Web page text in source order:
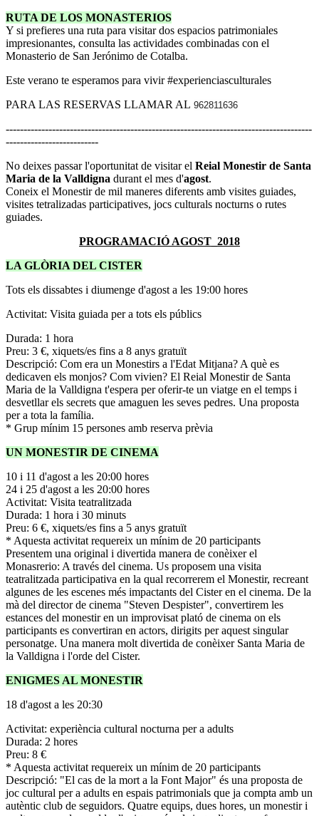
RUTA DE LOS MONASTERIOS
Y si prefieres una ruta para visitar dos espacios patrimoniales
impresionantes, consulta las actividades combinadas con el
Monasterio de San Jerónimo de Cotalba.
Este verano te esperamos para vivir #experienciasculturales
PARA LAS RESERVAS LLAMAR AL 962811636
--------------------------------------------------------------------------------------
--------------------------
No deixes passar l'oportunitat de visitar el Reial Monestir de Santa
Maria de la Valldigna durant el mes d'agost.
Coneix el Monestir de mil maneres diferents amb visites guiades,
visites tetralizadas participatives, jocs culturals nocturns o rutes
guiades.
PROGRAMACIÓ AGOST_2018
LA GLÒRIA DEL CISTER
Tots els dissabtes i diumenge d'agost a les 19:00 hores
Activitat: Visita guiada per a tots els públics
Durada: 1 hora
Preu: 3 €, xiquets/es fins a 8 anys gratuït
Descripció: Com era un Monestirs a l'Edat Mitjana? A què es
dedicaven els monjos? Com vivien? El Reial Monestir de Santa
Maria de la Valldigna t'espera per oferir-te un viatge en el temps i
desvetllar els secrets que amaguen les seves pedres. Una proposta
per a tota la família.
* Grup mínim 15 persones amb reserva prèvia
UN MONESTIR DE CINEMA
10 i 11 d'agost a les 20:00 hores
24 i 25 d'agost a les 20:00 hores
Activitat: Visita teatralitzada
Durada: 1 hora i 30 minuts
Preu: 6 €, xiquets/es fins a 5 anys gratuït
* Aquesta activitat requereix un mínim de 20 participants
Presentem una original i divertida manera de conèixer el
Monasrerio: A través del cinema. Us proposem una visita
teatralitzada participativa en la qual recorrerem el Monestir, recreant
algunes de les escenes més impactants del Cister en el cinema. De la
mà del director de cinema "Steven Despister", convertirem les
estances del monestir en un improvisat plató de cinema on els
participants es convertiran en actors, dirigits per aquest singular
personatge. Una manera molt divertida de conèixer Santa Maria de
la Valldigna i l'orde del Cister.
ENIGMES AL MONESTIR
18 d'agost a les 20:30
Activitat: experiència cultural nocturna per a adults
Durada: 2 hores
Preu: 8 €
* Aquesta activitat requereix un mínim de 20 participants
Descripció: "El cas de la mort a la Font Major" és una proposta de
joc cultural per a adults en espais patrimonials que ja compta amb un
autèntic club de seguidors. Quatre equips, dues hores, un monestir i